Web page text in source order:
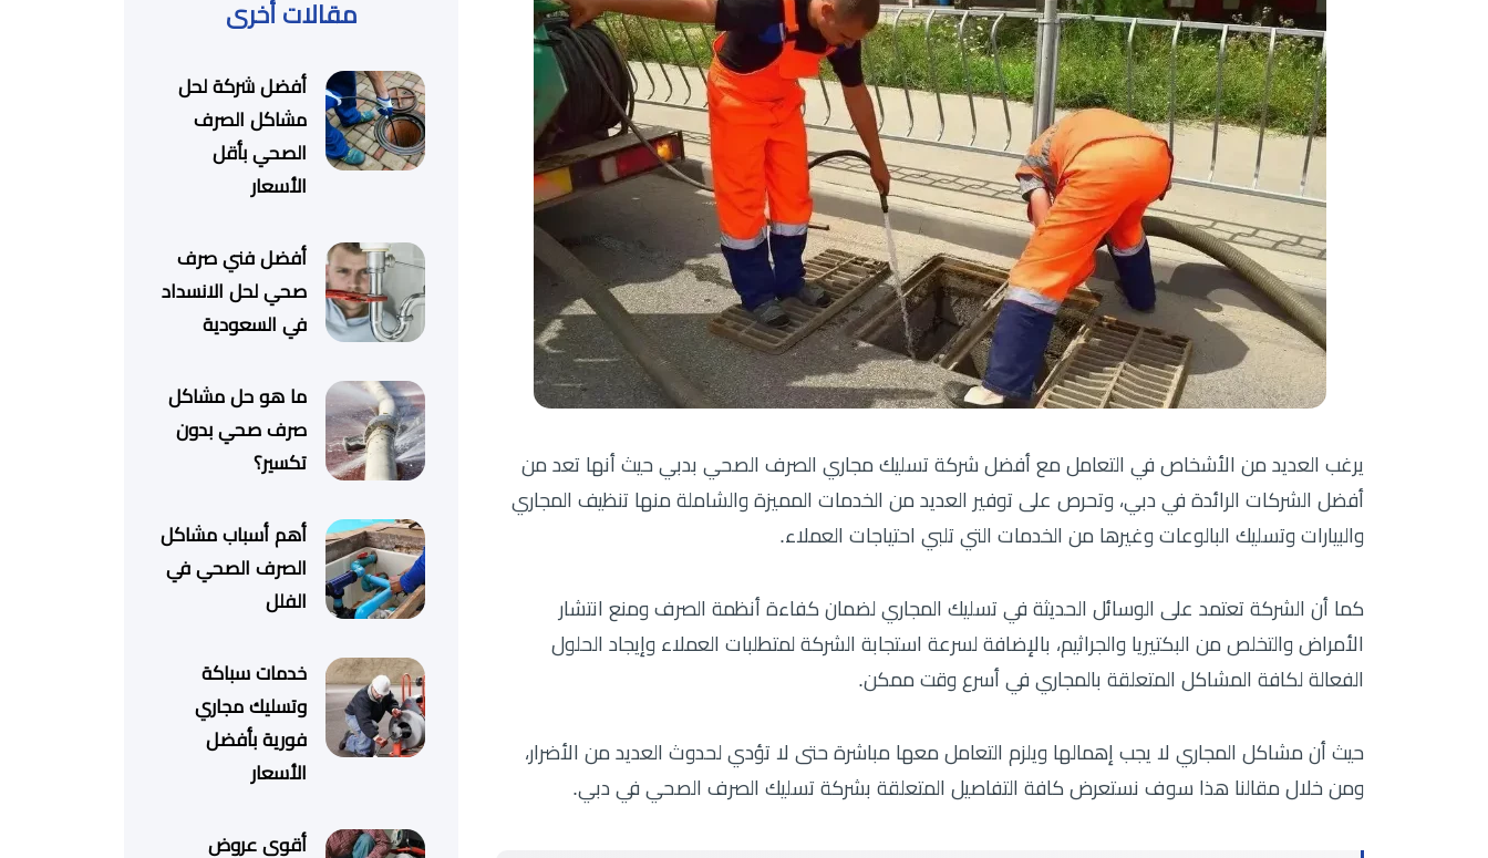
يرغب العديد من الأشخاص في التعامل مع أفضل شركة تسليك مجاري الصرف الصحي بدبي حيث أنها تعد من
أفضل الشركات الرائدة في دبي، وتحرص على توفير العديد من الخدمات المميزة والشاملة منها تنظيف المجاري
والبيارات وتسليك البالوعات وغيرها من الخدمات التي تلبي احتياجات العملاء.
كما أن الشركة تعتمد على الوسائل الحديثة في تسليك المجاري لضمان كفاءة أنظمة الصرف ومنع انتشار
الأمراض والتخلص من البكتيريا والجراثيم، بالإضافة لسرعة استجابة الشركة لمتطلبات العملاء وإيجاد الحلول
الفعالة لكافة المشاكل المتعلقة بالمجاري في أسرع وقت ممكن.
حيث أن مشاكل المجاري لا يجب إهمالها ويلزم التعامل معها مباشرة حتى لا تؤدي لحدوث العديد من الأضرار،
ومن خلال مقالنا هذا سوف نستعرض كافة التفاصيل المتعلقة بشركة تسليك الصرف الصحي في دبي.
مقالات أخرى
أفضل شركة لحل
مشاكل الصرف
الصحي بأقل
الأسعار
أفضل فني صرف
صحي لحل الانسداد
في السعودية
ما هو حل مشاكل
صرف صحي بدون
تكسير؟
أهم أسباب مشاكل
الصرف الصحي في
الفلل
خدمات سباكة
وتسليك مجاري
فورية بأفضل
الأسعار
أقوى عروض